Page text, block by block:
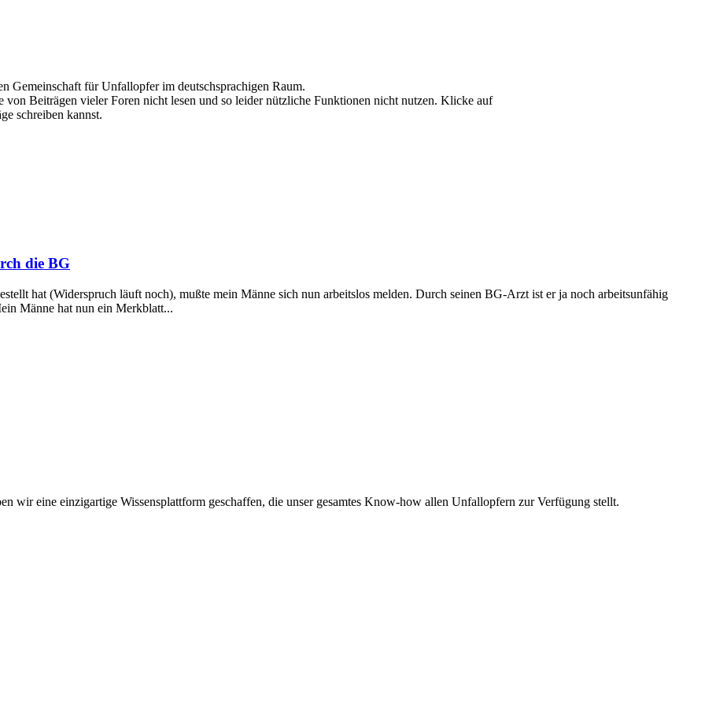
Gemeinschaft für Unfallopfer im deutschsprachigen Raum.
von Beiträgen vieler Foren nicht lesen und so leider nützliche Funktionen nicht nutzen. Klicke auf
schreiben kannst.
die BG
hat (Widerspruch läuft noch), mußte mein Männe sich nun arbeitslos melden. Durch seinen BG-Arzt ist er ja noch arbeitsunfähig
Männe hat nun ein Merkblatt...
wir eine einzigartige Wissensplattform geschaffen, die unser gesamtes Know-how allen Unfallopfern zur Verfügung stellt.